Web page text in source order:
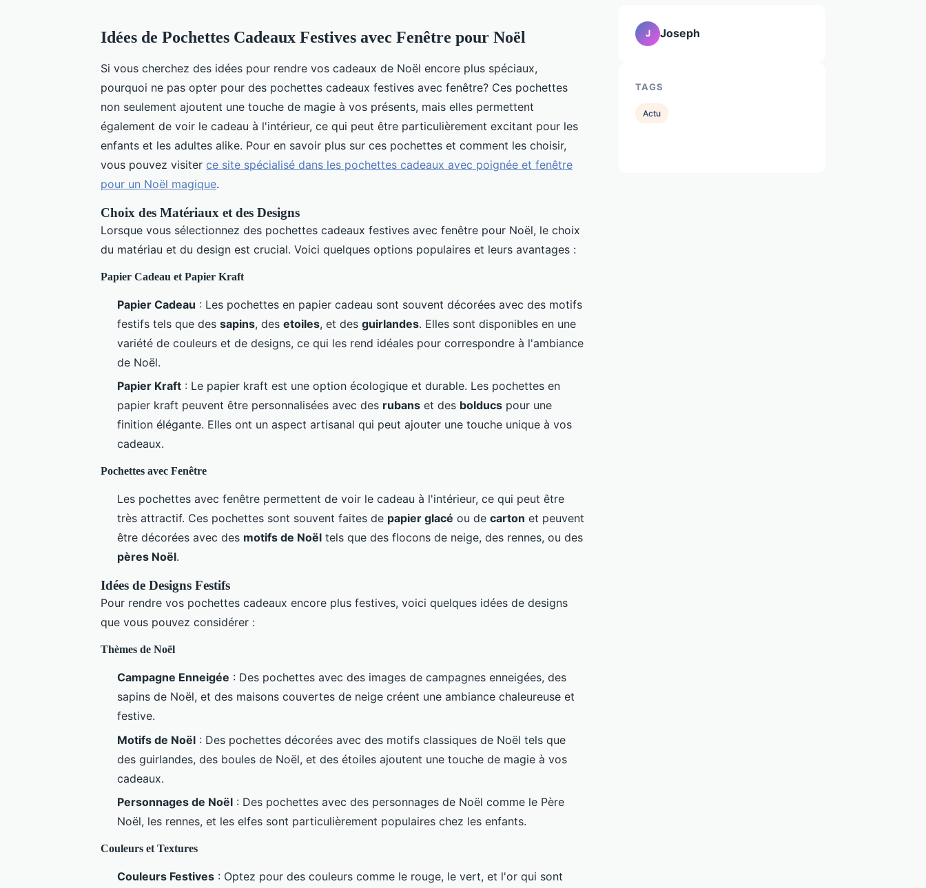
Idées de Pochettes Cadeaux Festives avec Fenêtre pour Noël
Si vous cherchez des idées pour rendre vos cadeaux de Noël encore plus spéciaux,
pourquoi ne pas opter pour des pochettes cadeaux festives avec fenêtre? Ces pochettes
non seulement ajoutent une touche de magie à vos présents, mais elles permettent
également de voir le cadeau à l'intérieur, ce qui peut être particulièrement excitant pour les
enfants et les adultes alike. Pour en savoir plus sur ces pochettes et comment les choisir,
vous pouvez visiter ce site spécialisé dans les pochettes cadeaux avec poignée et fenêtre
pour un Noël magique.
Choix des Matériaux et des Designs
Lorsque vous sélectionnez des pochettes cadeaux festives avec fenêtre pour Noël, le choix
du matériau et du design est crucial. Voici quelques options populaires et leurs avantages :
Papier Cadeau et Papier Kraft
Papier Cadeau : Les pochettes en papier cadeau sont souvent décorées avec des motifs
festifs tels que des sapins, des etoiles, et des guirlandes. Elles sont disponibles en une
variété de couleurs et de designs, ce qui les rend idéales pour correspondre à l'ambiance
de Noël.
Papier Kraft : Le papier kraft est une option écologique et durable. Les pochettes en
papier kraft peuvent être personnalisées avec des rubans et des bolducs pour une
finition élégante. Elles ont un aspect artisanal qui peut ajouter une touche unique à vos
cadeaux.
Pochettes avec Fenêtre
Les pochettes avec fenêtre permettent de voir le cadeau à l'intérieur, ce qui peut être
très attractif. Ces pochettes sont souvent faites de papier glacé ou de carton et peuvent
être décorées avec des motifs de Noël tels que des flocons de neige, des rennes, ou des
pères Noël.
Idées de Designs Festifs
Pour rendre vos pochettes cadeaux encore plus festives, voici quelques idées de designs
que vous pouvez considérer :
Thèmes de Noël
Campagne Enneigée : Des pochettes avec des images de campagnes enneigées, des
sapins de Noël, et des maisons couvertes de neige créent une ambiance chaleureuse et
festive.
Motifs de Noël : Des pochettes décorées avec des motifs classiques de Noël tels que
des guirlandes, des boules de Noël, et des étoiles ajoutent une touche de magie à vos
cadeaux.
Personnages de Noël : Des pochettes avec des personnages de Noël comme le Père
Noël, les rennes, et les elfes sont particulièrement populaires chez les enfants.
Couleurs et Textures
Couleurs Festives : Optez pour des couleurs comme le rouge, le vert, et l'or qui sont
J Joseph
TAGS
Actu